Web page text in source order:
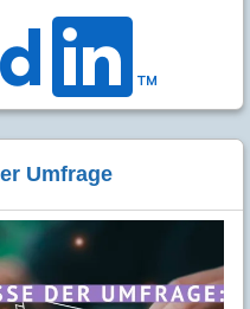
Umfrage